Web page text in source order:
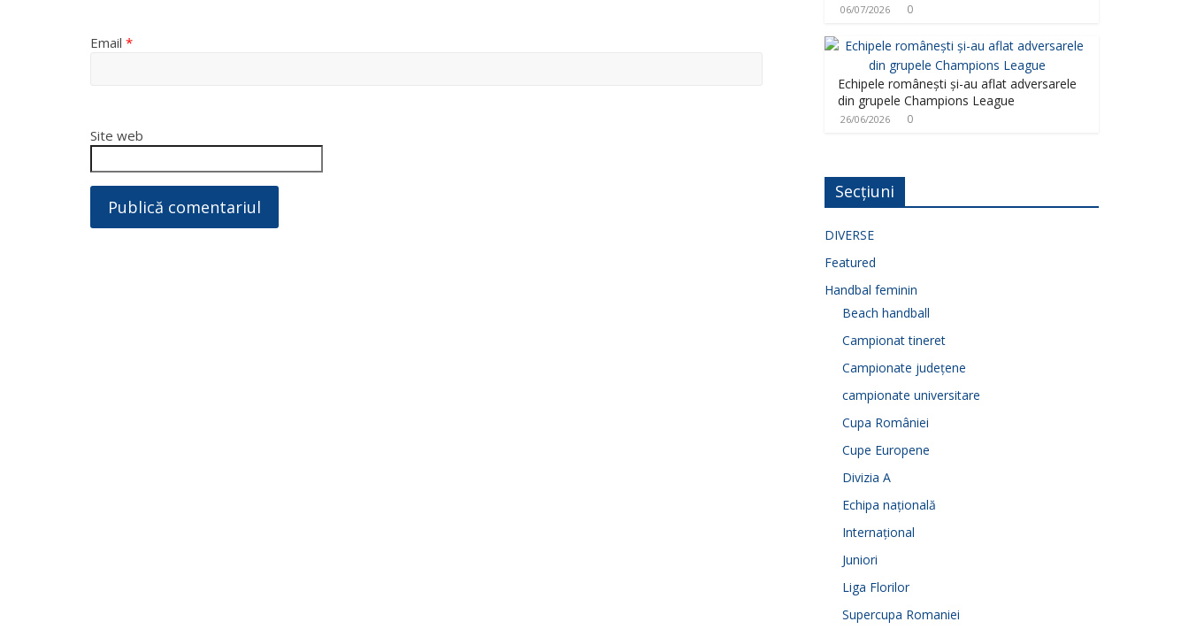
Email *
Site web
06/07/2026 0
Echipele românești și-au aflat adversarele
din grupele Champions League
26/06/2026 0
Secțiuni
DIVERSE
Featured
Handbal feminin
Beach handball
Campionat tineret
Campionate județene
campionate universitare
Cupa României
Cupe Europene
Divizia A
Echipa națională
Internațional
Juniori
Liga Florilor
Supercupa Romaniei